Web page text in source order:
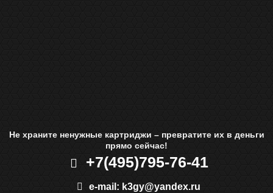
Не храните ненужные картриджи – превратите их в деньги
прямо сейчас!
+7(495)795-76-41
e-mail: k3gy@yandex.ru